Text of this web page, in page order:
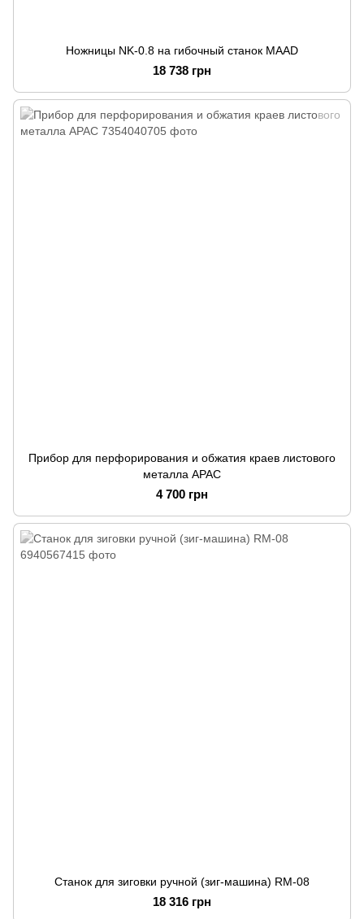
Ножницы NK-0.8 на гибочный станок MAAD
18 738 грн
Прибор для перфорирования и обжатия краев листового
металла APAC
4 700 грн
Станок для зиговки ручной (зиг-машина) RM-08
18 316 грн